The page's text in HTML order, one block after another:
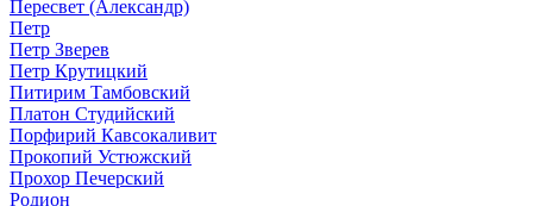
Пересвет (Александр)
Петр
Петр Зверев
Петр Крутицкий
Питирим Тамбовский
Платон Студийский
Порфирий Кавсокаливит
Прокопий Устюжский
Прохор Печерский
Родион